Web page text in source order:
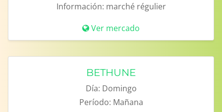
Información: marché régulier
Ver mercado
BETHUNE
Día: Domingo
Período: Mañana